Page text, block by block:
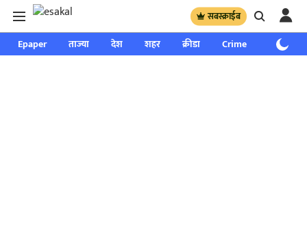
सबस्क्राईब
Epaper ताज्या देश शहर क्रीडा Crime साप्ताहिक